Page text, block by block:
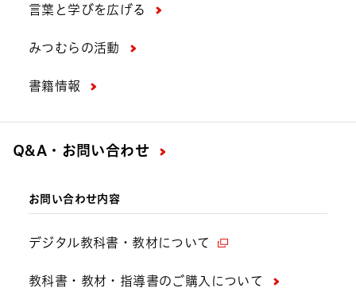
言葉と学びを広げる
みつむらの活動
書籍情報
Q&A・お問い合わせ
お問い合わせ内容
デジタル教科書・教材について
教科書・教材・指導書のご購入について